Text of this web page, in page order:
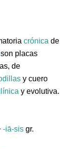
crónica de
son placas
de
y cuero
y evolutiva.
-iā-sis gr.